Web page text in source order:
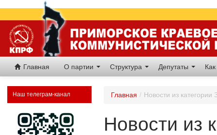
Главная О партии Структура Депутаты
Наш телеграм-канал Главная / Новости из
Новости из